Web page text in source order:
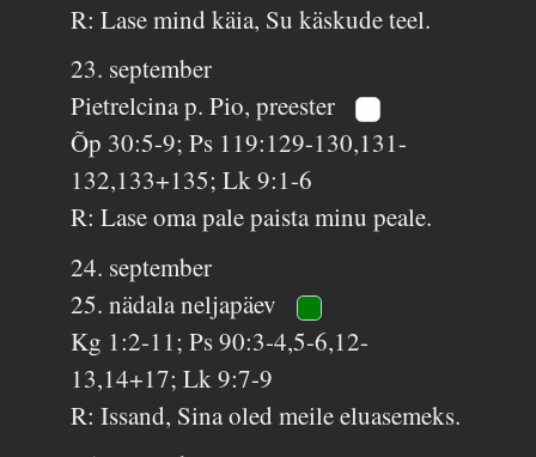
R: Lase mind käia, Su käskude teel.
23. september
Pietrelcina p. Pio, preester
Õp 30:5-9; Ps 119:129-130,131-
132,133+135; Lk 9:1-6
R: Lase oma pale paista minu peale.
24. september
25. nädala neljapäev
Kg 1:2-11; Ps 90:3-4,5-6,12-
13,14+17; Lk 9:7-9
R: Issand, Sina oled meile eluasemeks.